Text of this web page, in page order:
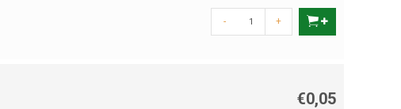
- +
€0,05